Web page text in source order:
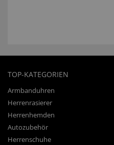
TOP-KATEGORIEN
Armbanduhren
Herrenrasierer
Herrenhemden
Autozubehör
Herrenschuhe